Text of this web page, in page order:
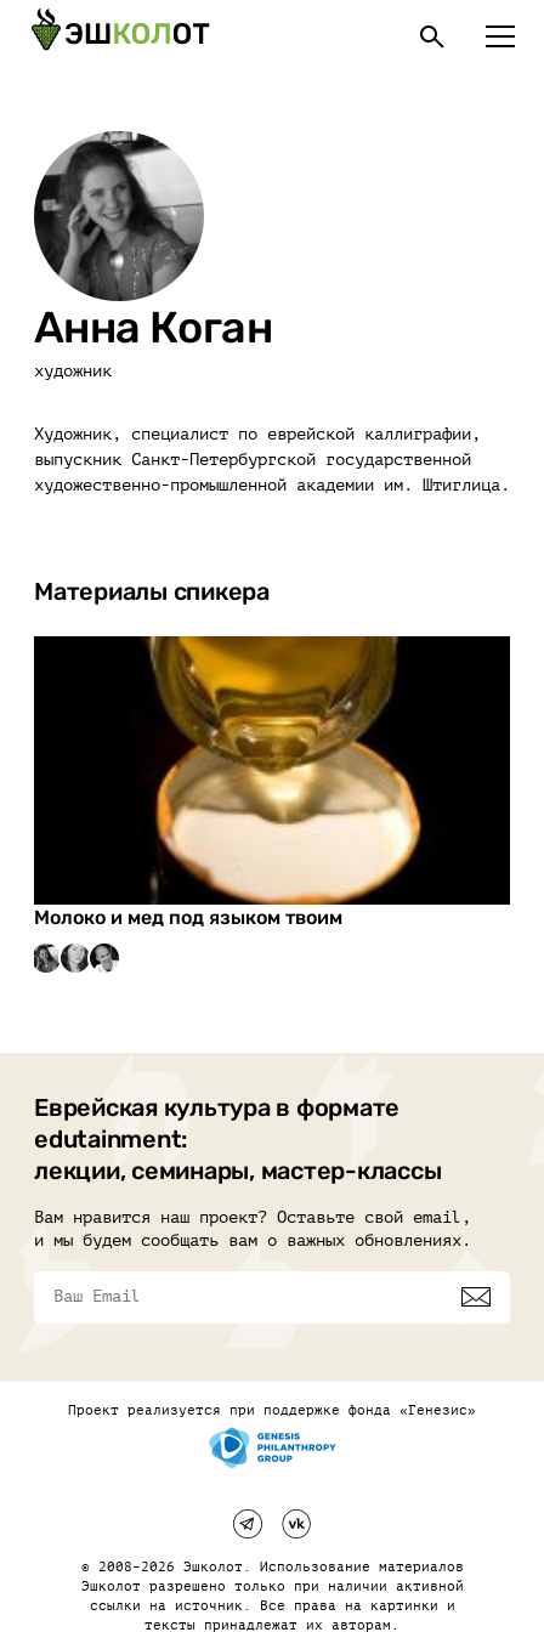
Анна Коган
художник
Художник, специалист по еврейской каллиграфии,
выпускник Санкт-Петербургской государственной
художественно-промышленной академии им. Штиглица.
Материалы спикера
Молоко и мед под языком твоим
Еврейская культура в формате
edutainment:
лекции, семинары, мастер-классы
Вам нравится наш проект? Оставьте свой email,
и мы будем сообщать вам о важных обновлениях.
Проект реализуется при поддержке фонда «Генезис»
© 2008–2026 Эшколот. Использование материалов
Эшколот разрешено только при наличии активной
ссылки на источник. Все права на картинки и
тексты принадлежат их авторам.